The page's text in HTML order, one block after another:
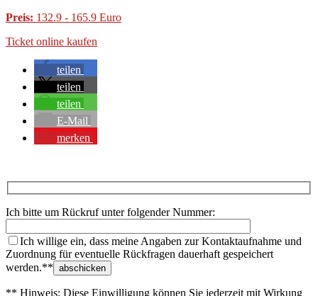
Preis: 132.9 - 165.9 Euro
Ticket online kaufen
teilen
teilen
teilen
E-Mail
merken
Ich bitte um Rückruf unter folgender Nummer:
Ich willige ein, dass meine Angaben zur Kontaktaufnahme und
Zuordnung für eventuelle Rückfragen dauerhaft gespeichert
werden.**
** Hinweis: Diese Einwilligung können Sie jederzeit mit Wirkung